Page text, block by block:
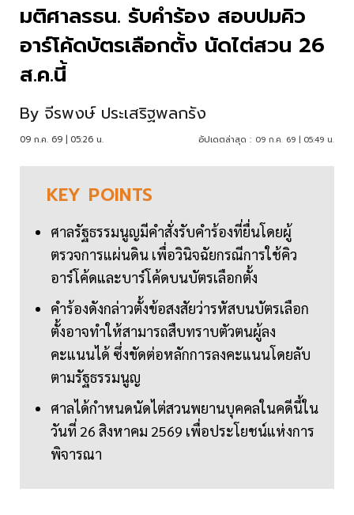
มติศาลรธน. รับคำร้อง สอบปมคิว
อาร์โค้ดบัตรเลือกตั้ง นัดไต่สวน 26
ส.ค.นี้
By จีรพงษ์ ประเสริฐพลกรัง
09 ก.ค. 69 | 05:26 น. อัปเดตล่าสุด : 09 ก.ค. 69 | 05:49 น.
KEY POINTS
ศาลรัฐธรรมนูญมีคำสั่งรับคำร้องที่ยื่นโดยผู้
ตรวจการแผ่นดิน เพื่อวินิจฉัยกรณีการใช้คิว
อาร์โค้ดและบาร์โค้ดบนบัตรเลือกตั้ง
คำร้องดังกล่าวตั้งข้อสงสัยว่ารหัสบนบัตรเลือก
ตั้งอาจทำให้สามารถสืบทราบตัวตนผู้ลง
คะแนนได้ ซึ่งขัดต่อหลักการลงคะแนนโดยลับ
ตามรัฐธรรมนูญ
ศาลได้กำหนดนัดไต่สวนพยานบุคคลในคดีนี้ใน
วันที่ 26 สิงหาคม 2569 เพื่อประโยชน์แห่งการ
พิจารณา